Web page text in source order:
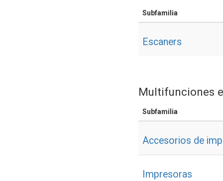
Subfamilia
Escaners
Multifunciones
Subfamilia
Accesorios de
Impresoras